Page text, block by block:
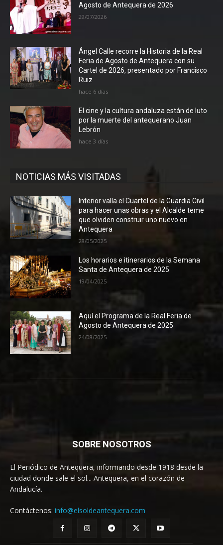
Agosto de Antequera de 2026
29/07/2026
Ángel Calle recorre la Historia de la Real
Feria de Agosto de Antequera con su
Cartel de 2026, presentado por Francisco
Ruiz
hace 6 días
El cine y la cultura andaluza están de luto
por la muerte del antequerano Juan
Lebrón
hace 3 días
NOTICIAS MÁS VISITADAS
Interior valla el Cuartel de la Guardia Civil
para hacer unas obras y el Alcalde teme
que olviden construir uno nuevo en
Antequera
28/05/2025
Los horarios e itinerarios de la Semana
Santa de Antequera de 2025
19/04/2025
Aquí el Programa de la Real Feria de
Agosto de Antequera de 2025
24/08/2025
SOBRE NOSOTROS
El Periódico de Antequera, informando desde 1918 desde la
ciudad donde sale el sol... Antequera, en el corazón de
Andalucía.
Contáctenos: info@elsoldeantequera.com